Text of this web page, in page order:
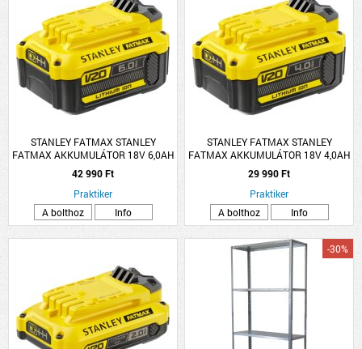
STANLEY FATMAX STANLEY
FATMAX AKKUMULÁTOR 18V 6,0AH
LI-ION
42 990 Ft
Praktiker
A bolthoz
Info
STANLEY FATMAX STANLEY
FATMAX AKKUMULÁTOR 18V 4,0AH
LI-ION
29 990 Ft
Praktiker
A bolthoz
Info
-30%